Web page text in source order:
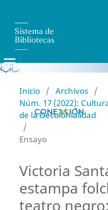
Inicio / Archivos /
Núm. 17 (2022):
de la Decolonialidad
/
Ensayo
Victoria
estampa
teatro